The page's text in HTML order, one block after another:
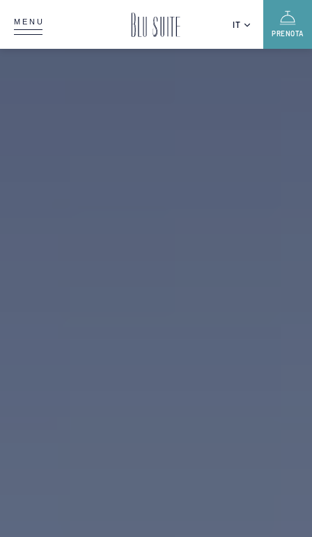
MENU IT
PRENOTA